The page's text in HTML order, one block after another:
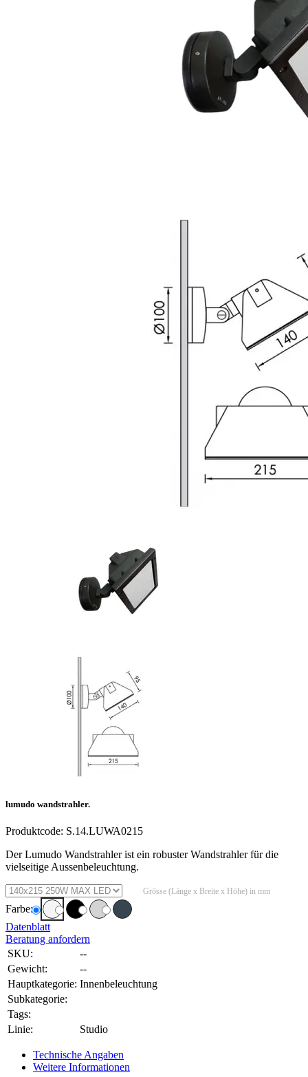
lumudo wandstrahler.
Produktcode: S.14.LUWA0215
Der Lumudo Wandstrahler ist ein robuster Wandstrahler für die
vielseitige Aussenbeleuchtung.
Grösse (Länge x Breite x Höhe) in mm
Farbe:
Datenblatt
Beratung anfordern
SKU:
--
Gewicht:
--
Hauptkategorie: Innenbeleuchtung
Subkategorie:
Tags:
Linie:
Studio
Technische Angaben
Weitere Informationen